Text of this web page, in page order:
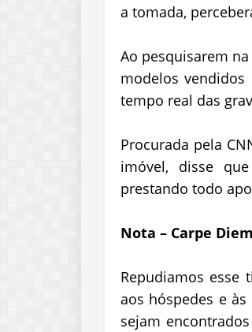
a tomada,
Ao pesquisarem
modelos
tempo real das
Procurada pela
imóvel, disse
prestando todo
Nota – Carpe Diem
Repudiamos
aos hóspedes e
sejam